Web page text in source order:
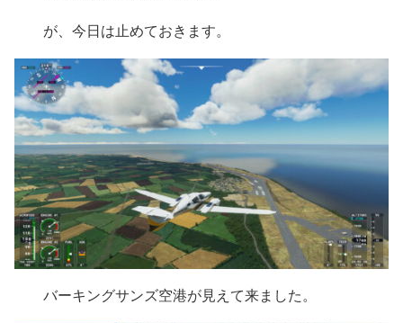
が、今日は止めておきます。
バーキングサンズ空港が見えて来ました。